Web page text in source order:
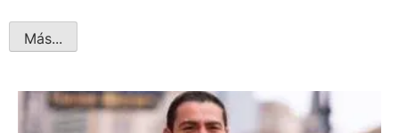
Más...